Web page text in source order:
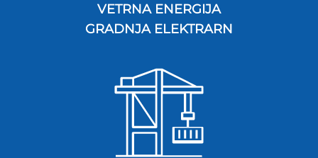
VETRNA ENERGIJA
GRADNJA ELEKTRARN